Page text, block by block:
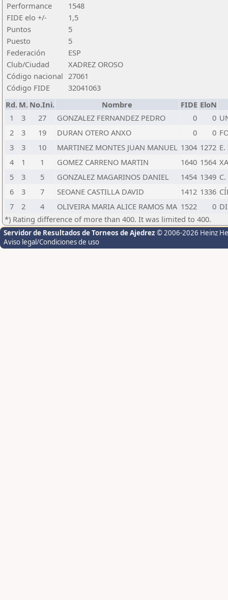
Performance
1548
FIDE elo +/-
1,5
Puntos
5
Puesto
5
Federación
ESP
Club/Ciudad
XADREZ OROSO
Código nacional 27061
Código FIDE
32041063
Rd. M. No.Ini. Nombre FIDE EloN
1
3 27 GONZALEZ FERNANDEZ PEDRO 0 0
2
3 19 DURAN OTERO ANXO 0 0
3
3 10 MARTINEZ MONTES JUAN MANUEL 1304 1272 E.
4
1 1 GOMEZ CARRENO MARTIN 1640 1564
5
3 5 GONZALEZ MAGARINOS DANIEL 1454 1349
6
3 7 SEOANE CASTILLA DAVID 1412 1336
7
2 4 OLIVEIRA MARIA ALICE RAMOS MA 1522 0
*) Rating difference of more than 400. It was limited to 400.
Servidor de Resultados de Torneos de Ajedrez © 2006-2026 Heinz
Aviso legal/Condiciones de uso